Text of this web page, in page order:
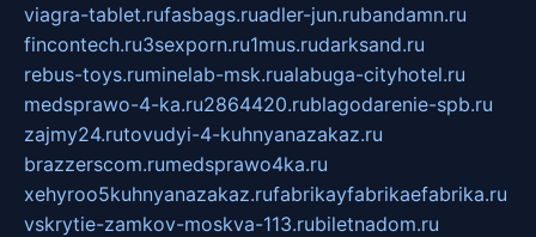
viagra-tablet.rufasbags.ruadler-jun.rubandamn.ru
fincontech.ru3sexporn.ru1mus.rudarksand.ru
rebus-toys.ruminelab-msk.rualabuga-cityhotel.ru
medsprawo-4-ka.ru2864420.rublagodarenie-spb.ru
zajmy24.rutovudyi-4-kuhnyanazakaz.ru
brazzerscom.rumedsprawo4ka.ru
xehyroo5kuhnyanazakaz.rufabrikayfabrikaefabrika.ru
vskrytie-zamkov-moskva-113.rubiletnadom.ru